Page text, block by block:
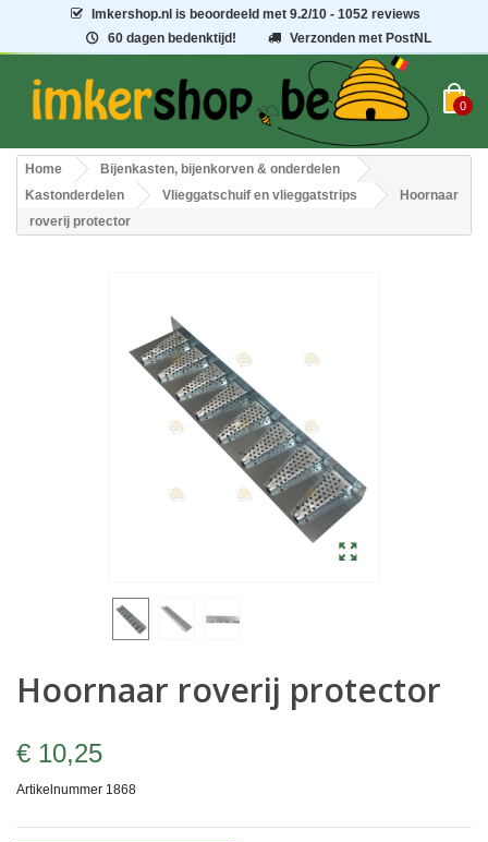
Imkershop.nl is beoordeeld met9.2/10 - 1052 reviews
60 dagen bedenktijd!
Verzonden met PostNL
0
Home
Bijenkasten, bijenkorven & onderdelen
Kastonderdelen
Vlieggatschuif en vlieggatstrips
Hoornaar
roverij protector
Hoornaar roverij protector
€ 10,25
Artikelnummer 1868